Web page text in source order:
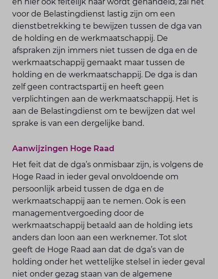
voor de Belastingdienst lastig zijn om een
dienstbetrekking te bewijzen tussen de dga van
de holding en de werkmaatschappij. De
afspraken zijn immers niet tussen de dga en de
werkmaatschappij gemaakt maar tussen de
holding en de werkmaatschappij. De dga is dan
zelf geen contractspartij en heeft geen
verplichtingen aan de werkmaatschappij. Het is
aan de Belastingdienst om te bewijzen dat wel
sprake is van een dergelijke band.
Aanwijzingen Hoge Raad
Het feit dat de dga’s onmisbaar zijn, is volgens de
Hoge Raad in ieder geval onvoldoende om
persoonlijk arbeid tussen de dga en de
werkmaatschappij aan te nemen. Ook is een
managementvergoeding door de
werkmaatschappij betaald aan de holding iets
anders dan loon aan een werknemer. Tot slot
geeft de Hoge Raad aan dat de dga’s van de
holding onder het wettelijke stelsel in ieder geval
niet onder gezag staan van de algemene